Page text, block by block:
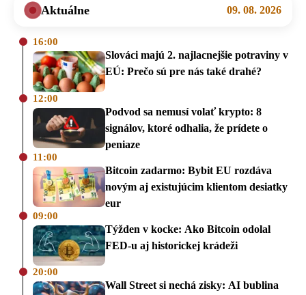
Aktuálne 09. 08. 2026
16:00
Slováci majú 2. najlacnejšie potraviny v
EÚ: Prečo sú pre nás také drahé?
12:00
Podvod sa nemusí volať krypto: 8
signálov, ktoré odhalia, že prídete o
peniaze
11:00
Bitcoin zadarmo: Bybit EU rozdáva
novým aj existujúcim klientom desiatky
eur
09:00
Týžden v kocke: Ako Bitcoin odolal
FED-u aj historickej krádeži
20:00
Wall Street si nechá zisky: AI bublina